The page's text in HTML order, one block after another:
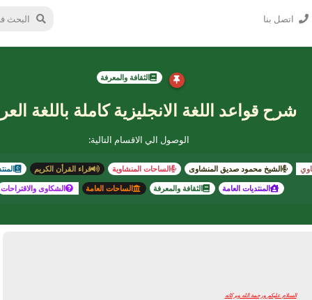
اتصل بنا
الثقافة والمعرفة
شرح قواعد اللغة الانجليزية كاملة باللغة
الوصول الي الاقسام التالية:
الشيخ محمود صديق المنشاوى الساحات المنشاوية قراء القرأن الكريم
المنتديات العامة
الثقافة والمعرفة الساحات العامة الشكاوى والاقتراحات
السلام عليكم ورحمة الله وبركاته